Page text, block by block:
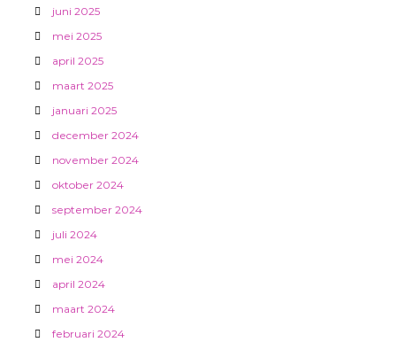
juni 2025
mei 2025
april 2025
maart 2025
januari 2025
december 2024
november 2024
oktober 2024
september 2024
juli 2024
mei 2024
april 2024
maart 2024
februari 2024